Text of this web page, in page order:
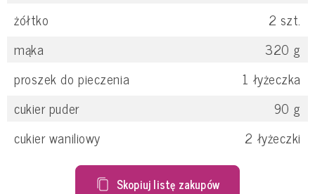
żółtko
2 szt.
mąka
320 g
proszek do pieczenia
1 łyżeczka
cukier puder
90 g
cukier waniliowy
2 łyżeczki
Skopiuj listę zakupów